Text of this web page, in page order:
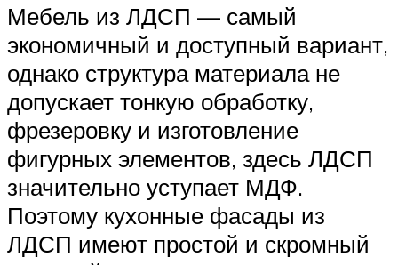
Мебель из ЛДСП — самый
экономичный и доступный вариант,
однако структура материала не
допускает тонкую обработку,
фрезеровку и изготовление
фигурных элементов, здесь ЛДСП
значительно уступает МДФ.
Поэтому кухонные фасады из
ЛДСП имеют простой и скромный